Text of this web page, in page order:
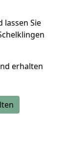
lassen Sie
erhalten